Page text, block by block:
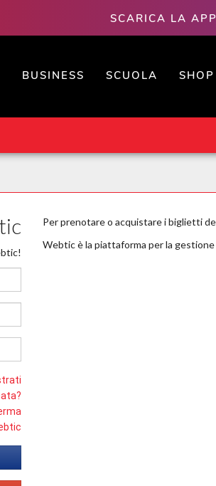
SCARICA LA APP
BUSINESS SCUOLA SHOP